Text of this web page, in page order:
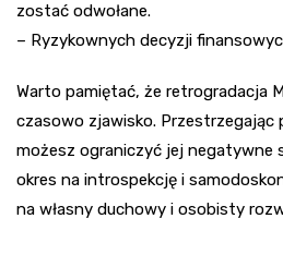
zostać odwołane.
– Ryzykownych decyzji
Warto pamiętać, że retrogradacja
czasowo zjawisko. Przestrzegając
możesz ograniczyć jej negatywne
okres na introspekcję i
na własny duchowy i osobisty